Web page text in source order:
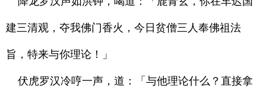
建三清观，夺我佛门香火，今日贫僧三人奉佛祖法
旨，特来与你理论！」
伏虎罗汉冷哼一声，道：「与他理论什么？直接拿